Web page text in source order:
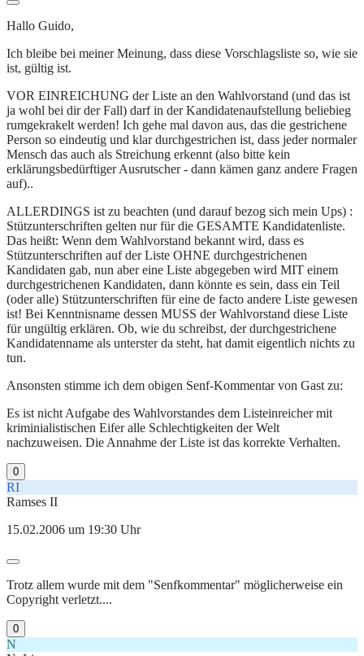
Hallo Guido,
Ich bleibe bei meiner Meinung, dass diese Vorschlagsliste so, wie sie
ist, gültig ist.
VOR EINREICHUNG der Liste an den Wahlvorstand (und das ist
ja wohl bei dir der Fall) darf in der Kandidatenaufstellung beliebieg
rumgekrakelt werden! Ich gehe mal davon aus, das die gestrichene
Person so eindeutig und klar durchgestrichen ist, dass jeder normaler
Mensch das auch als Streichung erkennt (also bitte kein
erklärungsbedürftiger Ausrutscher - dann kämen ganz andere Fragen
auf)..
ALLERDINGS ist zu beachten (und darauf bezog sich mein Ups) :
Stützunterschriften gelten nur für die GESAMTE Kandidatenliste.
Das heißt: Wenn dem Wahlvorstand bekannt wird, dass es
Stützunterschriften auf der Liste OHNE durchgestrichenen
Kandidaten gab, nun aber eine Liste abgegeben wird MIT einem
durchgestrichenen Kandidaten, dann könnte es sein, dass ein Teil
(oder alle) Stützunterschriften für eine de facto andere Liste gewesen
ist! Bei Kenntnisname dessen MUSS der Wahlvorstand diese Liste
für ungültig erklären. Ob, wie du schreibst, der durchgestrichene
Kandidatenname als unterster da steht, hat damit eigentlich nichts zu
tun.
Ansonsten stimme ich dem obigen Senf-Kommentar von Gast zu:
Es ist nicht Aufgabe des Wahlvorstandes dem Listeinreicher mit
kriminialistischen Eifer alle Schlechtigkeiten der Welt
nachzuweisen. Die Annahme der Liste ist das korrekte Verhalten.
0
RI
Ramses II
15.02.2006 um 19:30 Uhr
Trotz allem wurde mit dem "Senfkommentar" möglicherweise ein
Copyright verletzt....
0
N